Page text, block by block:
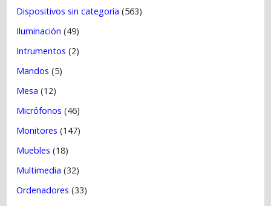
Dispositivos sin categoría (563)
Iluminación (49)
Intrumentos (2)
Mandos (5)
Mesa (12)
Micrófonos (46)
Monitores (147)
Muebles (18)
Multimedia (32)
Ordenadores (33)